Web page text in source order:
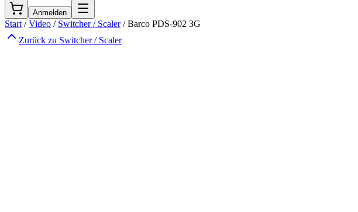
Anmelden
Start /Video / Switcher / Scaler/Barco PDS-902 3G
Zurück zu Switcher / Scaler